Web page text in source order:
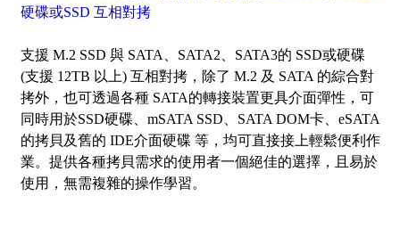
硬碟或SSD 互相對拷
支援 M.2 SSD 與 SATA、SATA2、SATA3的 SSD或硬碟
(支援 12TB 以上) 互相對拷， 除了 M.2 及 SATA 的綜合對
拷外，也可透過各種 SATA的轉接裝置更具介面彈性，可
同時用於SSD硬碟、mSATA SSD、SATA DOM卡、eSATA
的拷貝及舊的 IDE介面硬碟 等，均可直接接上輕鬆便利作
業。提供各種拷貝需求的使用者一個絕佳的選擇，且易於
使用，無需複雜的操作學習。